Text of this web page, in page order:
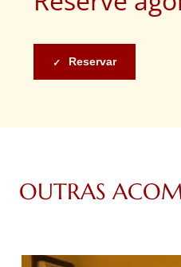
Reservar
OUTRAS